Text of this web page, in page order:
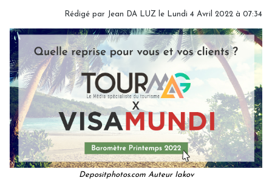
Rédigé par Jean DA LUZ le Lundi 4 Avril 2022 à 07:34
Depositphotos.com Auteur Iakov